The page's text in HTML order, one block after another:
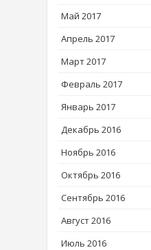
Май 2017
Апрель 2017
Март 2017
Февраль 2017
Январь 2017
Декабрь 2016
Ноябрь 2016
Октябрь 2016
Сентябрь 2016
Август 2016
Июль 2016